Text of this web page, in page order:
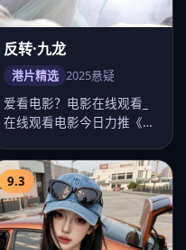
反转·九龙
港片精选 2025悬疑
爱看电影？电影在线观看_
在线观看电影今日力推《反
港悬…
9.3